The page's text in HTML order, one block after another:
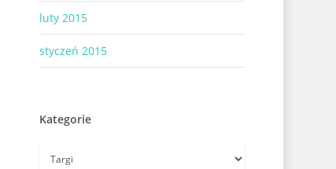
luty 2015
styczeń 2015
Kategorie
Kategorie